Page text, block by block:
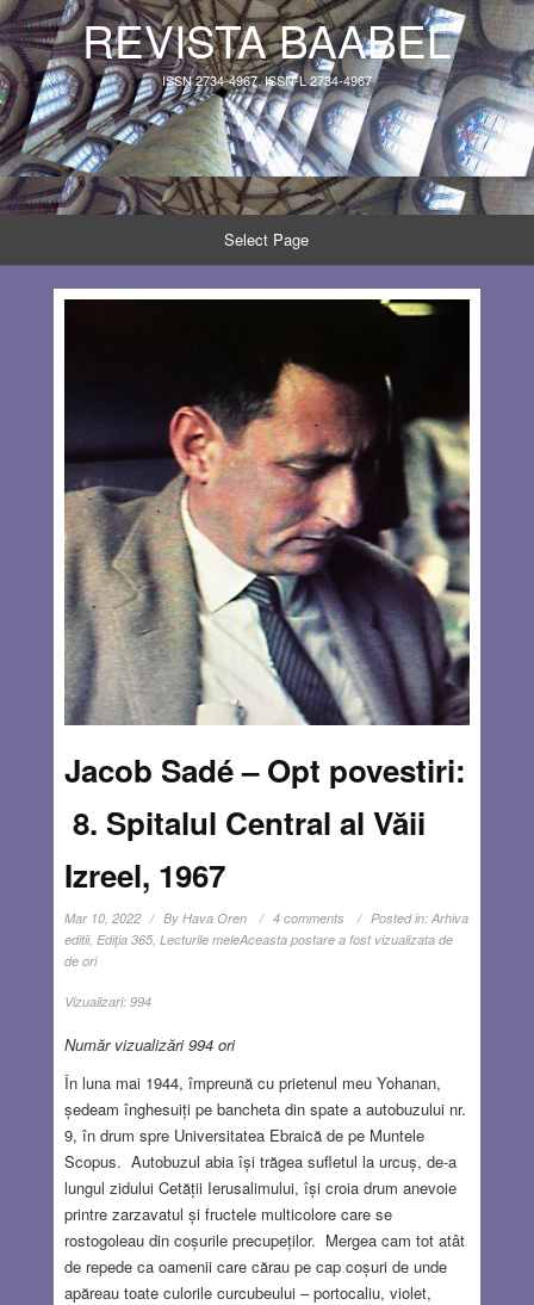
REVISTA BAABEL
ISSN 2734-4967, ISSN-L 2734-4967
Select Page
Jacob Sadé – Opt povestiri:
8. Spitalul Central al Văii
Izreel, 1967
Mar 10, 2022 By Hava Oren 4 comments Posted in: Arhiva
editii, Ediţia 365, Lecturile meleAceasta postare a fost vizualizata de
de ori
Vizualizari: 994
Număr vizualizări 994 ori
În luna mai 1944, împreună cu prietenul meu Yohanan,
ședeam înghesuiți pe bancheta din spate a autobuzului nr.
9, în drum spre Universitatea Ebraică de pe Muntele
Scopus. Autobuzul abia își trăgea sufletul la urcuș, de-a
lungul zidului Cetății Ierusalimului, își croia drum anevoie
printre zarzavatul și fructele multicolore care se
rostogoleau din coșurile precupeților. Mergea cam tot atât
de repede ca oamenii care cărau pe cap coșuri de unde
apăreau toate culorile curcubeului – portocaliu, violet,